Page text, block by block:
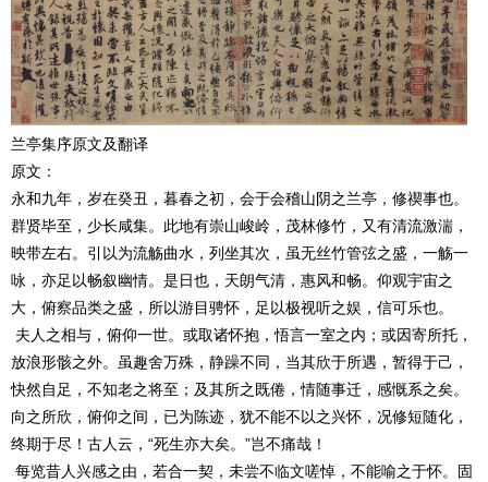
兰亭集序原文及翻译
原文：
永和九年，岁在癸丑，暮春之初，会于会稽山阴之兰亭，修禊事也。
群贤毕至，少长咸集。此地有崇山峻岭，茂林修竹，又有清流激湍，
映带左右。引以为流觞曲水，列坐其次，虽无丝竹管弦之盛，一觞一
咏，亦足以畅叙幽情。是日也，天朗气清，惠风和畅。仰观宇宙之
大，俯察品类之盛，所以游目骋怀，足以极视听之娱，信可乐也。
夫人之相与，俯仰一世。或取诸怀抱，悟言一室之内；或因寄所托，
放浪形骸之外。虽趣舍万殊，静躁不同，当其欣于所遇，暂得于己，
快然自足，不知老之将至；及其所之既倦，情随事迁，感慨系之矣。
向之所欣，俯仰之间，已为陈迹，犹不能不以之兴怀，况修短随化，
终期于尽！古人云，“死生亦大矣。”岂不痛哉！
每览昔人兴感之由，若合一契，未尝不临文嗟悼，不能喻之于怀。固